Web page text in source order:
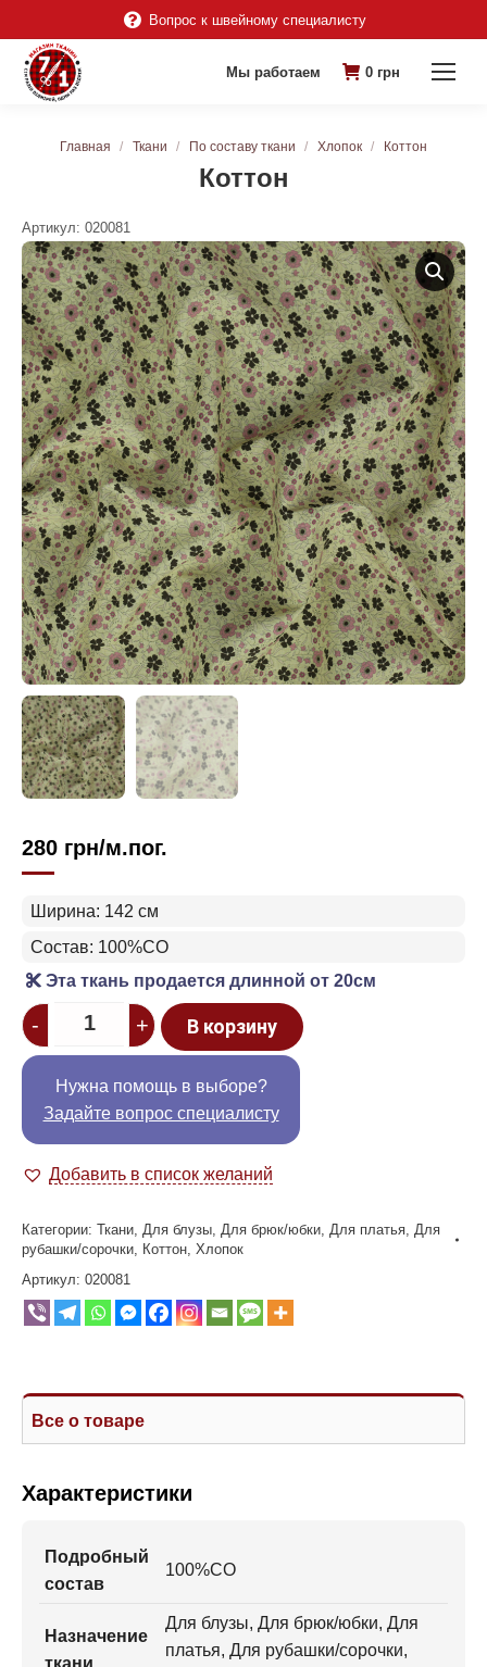
Вопрос к швейному специалисту
Мы работаем 0 грн
Коттон
Вы здесь:
Главная Ткани По составу ткани Хлопок Коттон
Артикул: 020081
280 грн/м.пог.
Ширина: 142 см
Состав: 100%CO
Эта ткань продается длинной от 20см
Quantity
- + В корзину
Нужна помощь в выборе?
Задайте вопрос специалисту
Добавить в список желаний
Категории: Ткани Для блузы Для брюк/юбки Для платья Для
рубашки/сорочки Коттон Хлопок
Артикул: 020081
Все о товаре
Характеристики
Подробный
состав
100%CO
Назначение
ткани
Для блузы, Для брюк/юбки, Для
платья, Для рубашки/сорочки,